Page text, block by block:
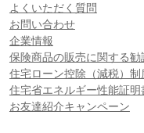
よくいただく質問
お問い合わせ
企業情報
保険商品の販売に関する勧
住宅ローン控除（減税）
住宅省エネルギー性能証明
お友達紹介キャンペーン